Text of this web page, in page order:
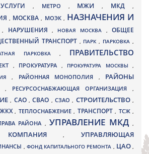
, МЕТРО , МЖИ, МКД ,
, МОСКВА , МОЭК , НАЗНАЧЕНИЯ И
, НАРУШЕНИЯ , НОВАЯ МОСКВА ,ОБЩЕЕ
ТРАНСПОРТ , ПАРК, ПАРКОВКА ,
ПАРКОВКА , ПРАВИТЕЛЬСТВО
, ПРОКУРАТУРА , ПРОКУРАТУРА МОСКВЫ ,
, РАЙОННАЯ МОНОПОЛИЯ , РАЙОНЫ
, РЕСУРСОСНАБЖАЮЩАЯ ОРГАНИЗАЦИЯ ,
, САО,СВАО ,СЗАО, СТРОИТЕЛЬСТВО,
, ТЕПЛОСНАБЖЕНИЕ , ТРАНСПОРТ , ТСЖ ,
РАЙОНА , УПРАВЛЕНИЕ МКД ,
КОМПАНИЯ,УПРАВЛЯЮЩАЯ
, ФОНД КАПИТАЛЬНОГО РЕМОНТА , ЦАО,